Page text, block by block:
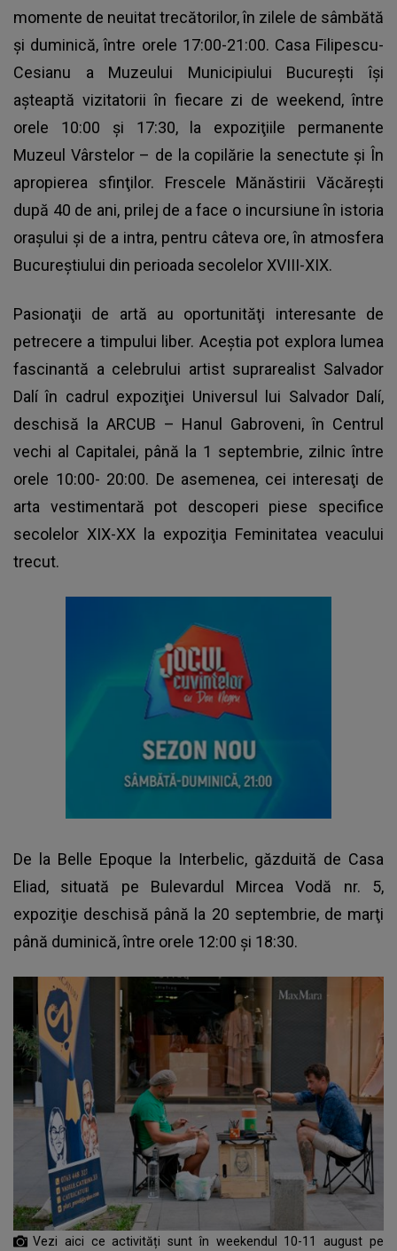
momente de neuitat trecătorilor, în zilele de sâmbătă
şi duminică, între orele 17:00-21:00. Casa Filipescu-
Cesianu a Muzeului Municipiului Bucureşti îşi
aşteaptă vizitatorii în fiecare zi de weekend, între
orele 10:00 şi 17:30, la expoziţiile permanente
Muzeul Vârstelor – de la copilărie la senectute şi În
apropierea sfinţilor. Frescele Mănăstirii Văcăreşti
după 40 de ani, prilej de a face o incursiune în istoria
oraşului şi de a intra, pentru câteva ore, în atmosfera
Bucureştiului din perioada secolelor XVIII-XIX.
Pasionaţii de artă au oportunităţi interesante de
petrecere a timpului liber. Aceştia pot explora lumea
fascinantă a celebrului artist suprarealist Salvador
Dalí în cadrul expoziţiei Universul lui Salvador Dalí,
deschisă la ARCUB – Hanul Gabroveni, în Centrul
vechi al Capitalei, până la 1 septembrie, zilnic între
orele 10:00- 20:00. De asemenea, cei interesaţi de
arta vestimentară pot descoperi piese specifice
secolelor XIX-XX la expoziţia Feminitatea veacului
trecut.
De la Belle Epoque la Interbelic, găzduită de Casa
Eliad, situată pe Bulevardul Mircea Vodă nr. 5,
expoziţie deschisă până la 20 septembrie, de marţi
până duminică, între orele 12:00 şi 18:30.
Vezi aici ce activități sunt în weekendul 10-11 august pe